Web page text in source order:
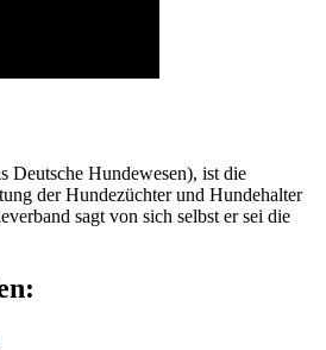
Deutsche Hundewesen), ist die
der Hundezüchter und Hundehalter
sagt von sich selbst er sei die